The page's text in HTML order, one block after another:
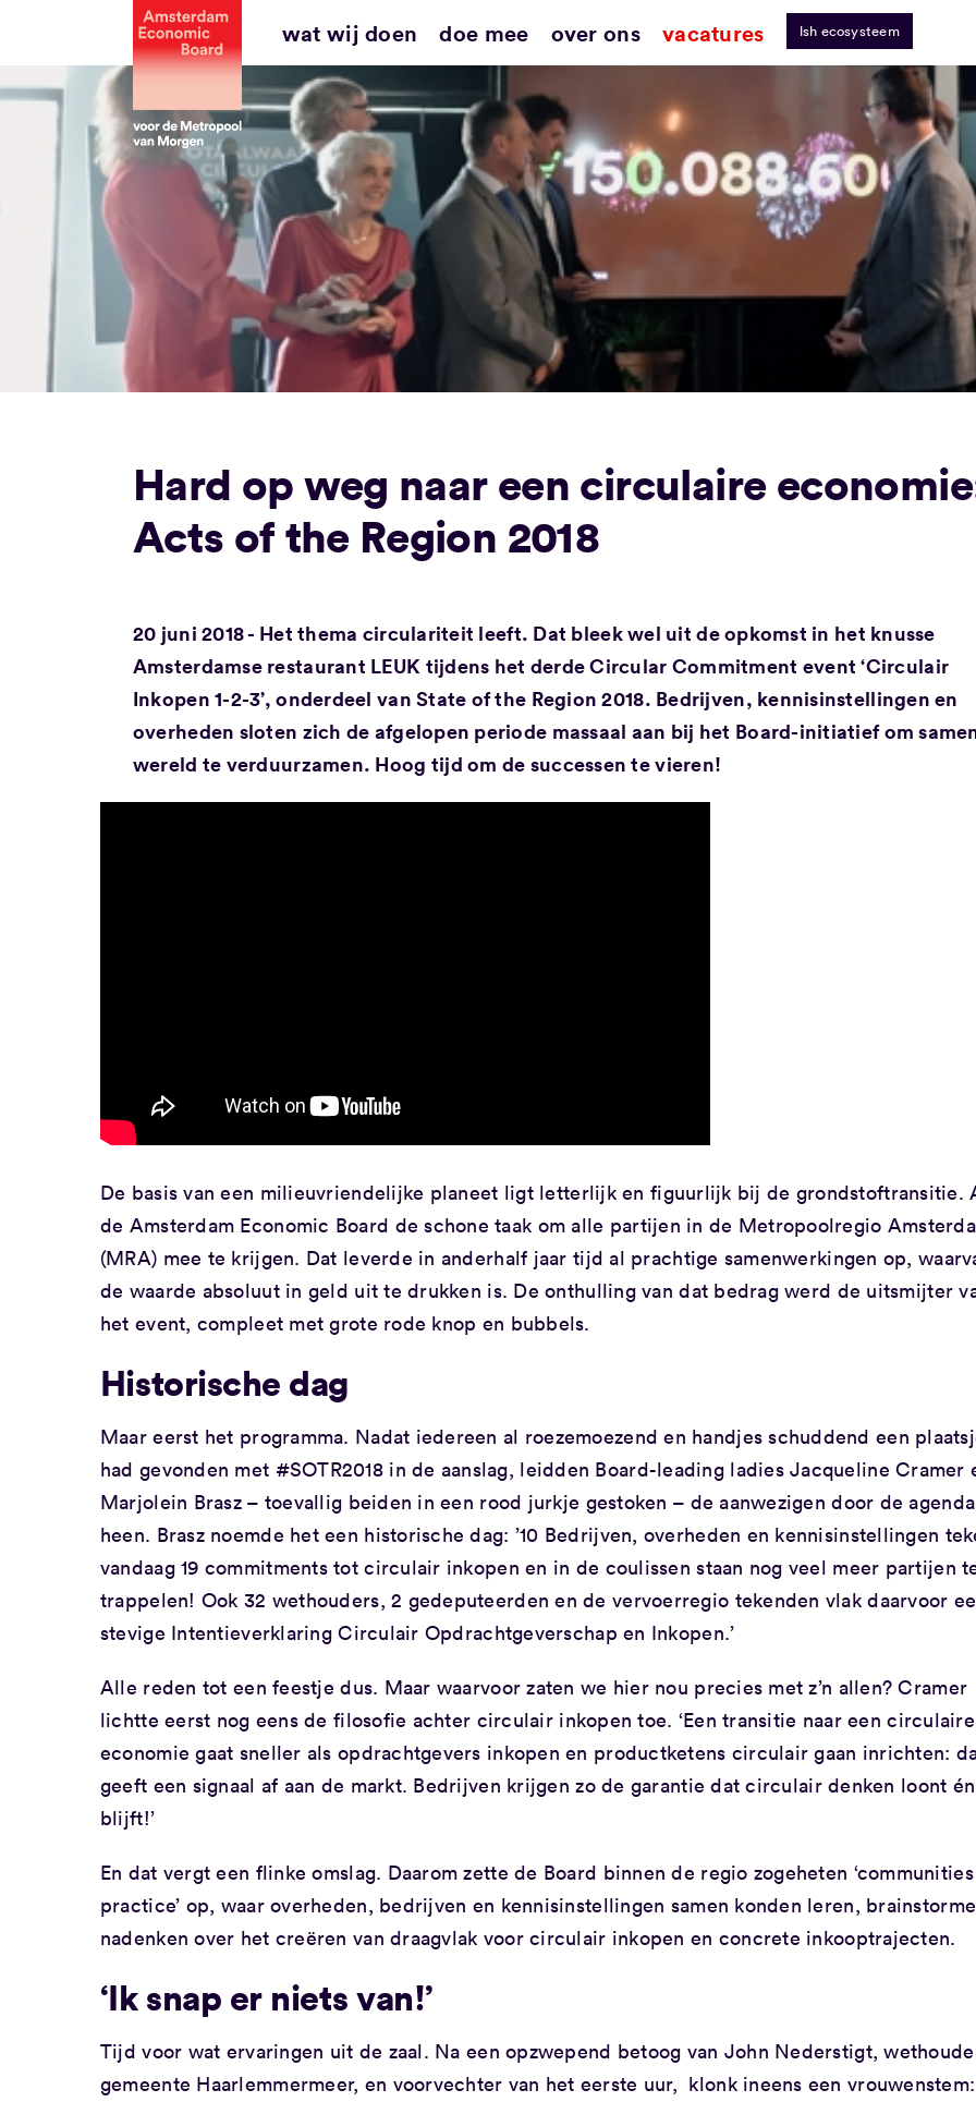
inhoud
wat wij doen doe mee over ons vacatures lsh ecosysteem
Hard op weg naar een circulaire
Acts of the Region 2018
20 juni 2018 - Het thema circulariteit leeft. Dat bleek wel uit de opkomst in het knusse
Amsterdamse restaurant LEUK tijdens het derde Circular Commitment event ‘Circulair
Inkopen 1-2-3’, onderdeel van State of the Region 2018. Bedrijven, kennisinstellingen en
overheden sloten zich de afgelopen periode massaal aan bij het Board-initiatief om
wereld te verduurzamen. Hoog tijd om de successen te vieren!
De basis van een milieuvriendelijke planeet ligt letterlijk en figuurlijk bij de grondstoftransitie.
de Amsterdam Economic Board de schone taak om alle partijen in de Metropoolregio
(MRA) mee te krijgen. Dat leverde in anderhalf jaar tijd al prachtige samenwerkingen op,
de waarde absoluut in geld uit te drukken is. De onthulling van dat bedrag werd de uitsmijter
het event, compleet met grote rode knop en bubbels.
Historische dag
Maar eerst het programma. Nadat iedereen al roezemoezend en handjes schuddend een
had gevonden met #SOTR2018 in de aanslag, leidden Board-leading ladies Jacqueline Cramer
Marjolein Brasz – toevallig beiden in een rood jurkje gestoken – de aanwezigen door de agenda
heen. Brasz noemde het een historische dag: ’10 Bedrijven, overheden en kennisinstellingen
vandaag 19 commitments tot circulair inkopen en in de coulissen staan nog veel meer partijen
trappelen! Ook 32 wethouders, 2 gedeputeerden en de vervoerregio tekenden vlak daarvoor
stevige Intentieverklaring Circulair Opdrachtgeverschap en Inkopen.’
Alle reden tot een feestje dus. Maar waarvoor zaten we hier nou precies met z’n allen? Cramer
lichtte eerst nog eens de filosofie achter circulair inkopen toe. ‘Een transitie naar een circulaire
economie gaat sneller als opdrachtgevers inkopen en productketens circulair gaan inrichten:
geeft een signaal af aan de markt. Bedrijven krijgen zo de garantie dat circulair denken loont én
blijft!’
En dat vergt een flinke omslag. Daarom zette de Board binnen de regio zogeheten
practice’ op, waar overheden, bedrijven en kennisinstellingen samen konden leren,
nadenken over het creëren van draagvlak voor circulair inkopen en concrete inkooptrajecten.
‘Ik snap er niets van!’
Tijd voor wat ervaringen uit de zaal. Na een opzwepend betoog van John Nederstigt,
gemeente Haarlemmermeer, en voorvechter van het eerste uur, klonk ineens een vrouwenstem: